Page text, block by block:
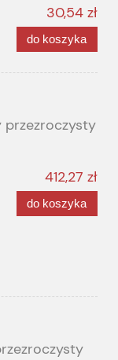
30,54 zł
do koszyka
przezroczysty
412,27 zł
do koszyka